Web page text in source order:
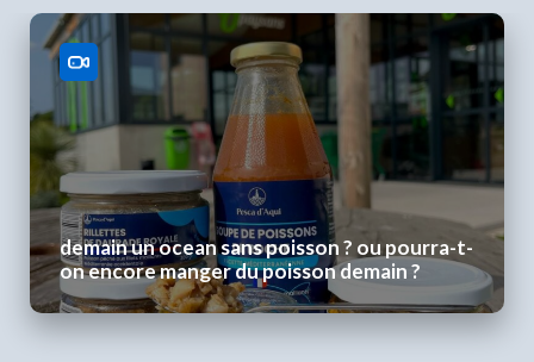
demain un ocean sans poisson ? ou pourra-t-
on encore manger du poisson demain ?